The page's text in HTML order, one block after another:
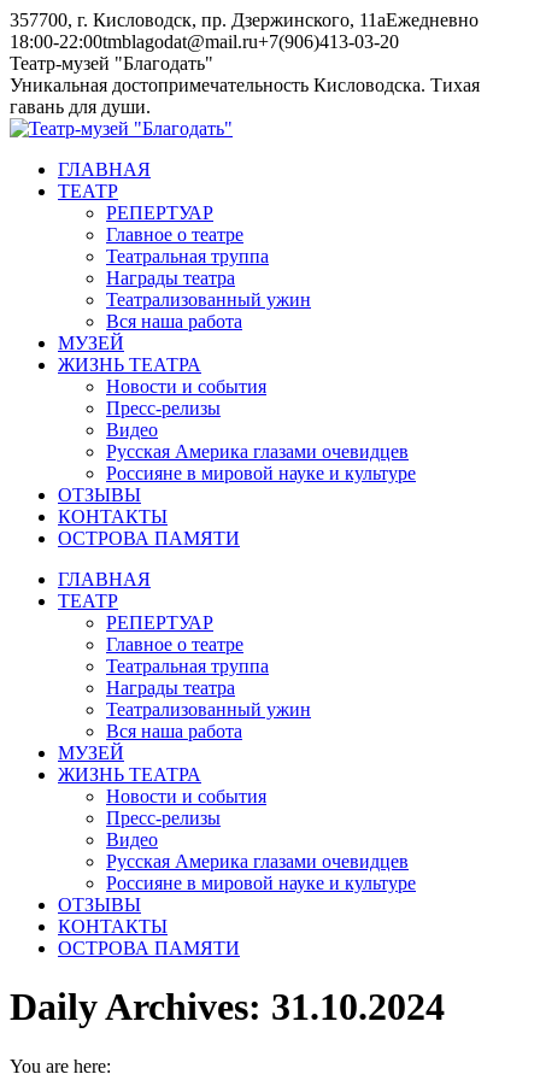
Skip
to
content
357700, г. Кисловодск, пр. Дзержинского, 11аЕжедневно
18:00-22:00tmblagodat@mail.ru+7(906)413-03-20
Instagram
page
opens
in
window
Telegram
page
opens
in
window
Театр-музей "Благодать"
Уникальная достопримечательность Кисловодска. Тихая
гавань для души.
ГЛАВНАЯ
ТЕАТР
РЕПЕРТУАР
Главное о театре
Театральная труппа
Награды театра
Театрализованный ужин
Вся наша работа
МУЗЕЙ
ЖИЗНЬ ТЕАТРА
Новости и события
Пресс-релизы
Видео
Русская Америка глазами очевидцев
Россияне в мировой науке и культуре
ОТЗЫВЫ
КОНТАКТЫ
ОСТРОВА ПАМЯТИ
ГЛАВНАЯ
ТЕАТР
РЕПЕРТУАР
Главное о театре
Театральная труппа
Награды театра
Театрализованный ужин
Вся наша работа
МУЗЕЙ
ЖИЗНЬ ТЕАТРА
Новости и события
Пресс-релизы
Видео
Русская Америка глазами очевидцев
Россияне в мировой науке и культуре
ОТЗЫВЫ
КОНТАКТЫ
ОСТРОВА ПАМЯТИ
Daily Archives: 31.10.2024
You are here: